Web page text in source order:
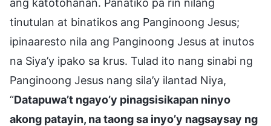
tinutulan at binatikos ang Panginoong Jesus;
ipinaaresto nila ang Panginoong Jesus at inutos
na Siya’y ipako sa krus. Tulad ito nang sinabi ng
Panginoong Jesus nang sila’y ilantad Niya,
“Datapuwa’t ngayo’y pinagsisikapan ninyo
akong patayin, na taong sa inyo’y nagsaysay ng